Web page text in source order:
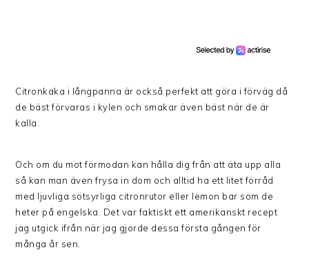
Citronkaka i långpanna är också perfekt att göra i förväg då
de bäst förvaras i kylen och smakar även bäst när de är
kalla.
Och om du mot förmodan kan hålla dig från att äta upp alla
så kan man även frysa in dom och alltid ha ett litet förråd
med ljuvliga sötsyrliga citronrutor eller lemon bar som de
heter på engelska. Det var faktiskt ett amerikanskt recept
jag utgick ifrån när jag gjorde dessa första gången för
många år sen.